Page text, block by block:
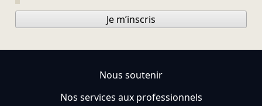
Je m’inscris
Nous soutenir
Nos services aux professionnels